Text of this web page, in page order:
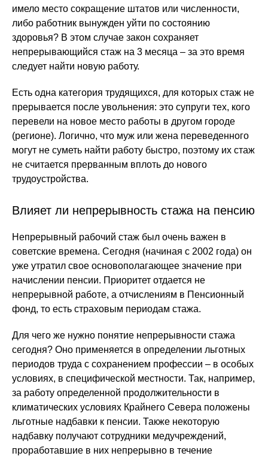
имело место сокращение штатов или численности,
либо работник вынужден уйти по состоянию
здоровья? В этом случае закон сохраняет
непрерывающийся стаж на 3 месяца – за это время
следует найти новую работу.
Есть одна категория трудящихся, для которых стаж не
прерывается после увольнения: это супруги тех, кого
перевели на новое место работы в другом городе
(регионе). Логично, что муж или жена переведенного
могут не суметь найти работу быстро, поэтому их стаж
не считается прерванным вплоть до нового
трудоустройства.
Влияет ли непрерывность стажа на пенсию
Непрерывный рабочий стаж был очень важен в
советские времена. Сегодня (начиная с 2002 года) он
уже утратил свое основополагающее значение при
начислении пенсии. Приоритет отдается не
непрерывной работе, а отчислениям в Пенсионный
фонд, то есть страховым периодам стажа.
Для чего же нужно понятие непрерывности стажа
сегодня? Оно применяется в определении льготных
периодов труда с сохранением профессии – в особых
условиях, в специфической местности. Так, например,
за работу определенной продолжительности в
климатических условиях Крайнего Севера положены
льготные надбавки к пенсии. Также некоторую
надбавку получают сотрудники медучреждений,
проработавшие в них непрерывно в течение